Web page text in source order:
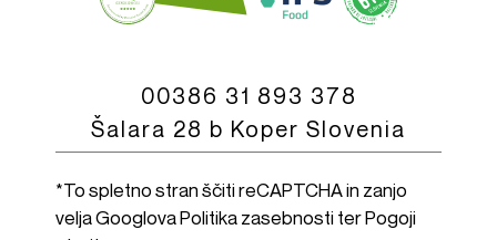
00386 31 893 378
Šalara 28 b Koper Slovenia
*To spletno stran ščiti reCAPTCHA in zanjo
velja GooglovaPolitika zasebnostiterPogoji